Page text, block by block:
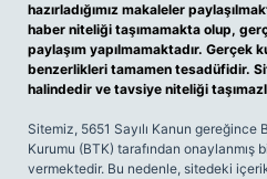
hazırladığımız makaleler
haber niteliği taşımamakta olup,
paylaşım yapılmamaktadır. Gerçek
benzerlikleri tamamen tesadüfidir.
halindedir ve tavsiye niteliği
Sitemiz, 5651 Sayılı Kanun
Kurumu (BTK) tarafından onaylanmış
vermektedir. Bu nedenle, sitedeki